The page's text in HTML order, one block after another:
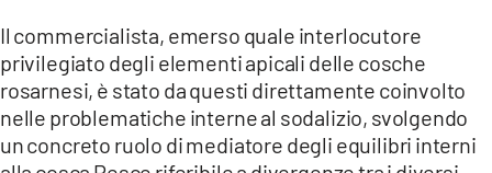
Il commercialista, emerso quale interlocutore
privilegiato degli elementi apicali delle cosche
rosarnesi, è stato da questi direttamente coinvolto
nelle problematiche interne al sodalizio, svolgendo
un concreto ruolo di mediatore degli equilibri interni